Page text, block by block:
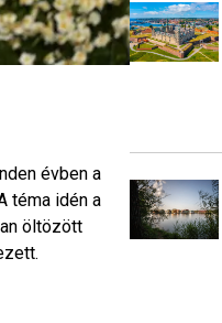
évben a
téma idén a
öltözött